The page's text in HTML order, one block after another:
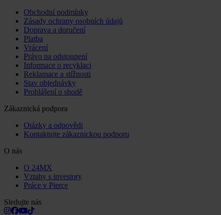
Obchodní podmínky
Zásady ochrany osobních údajů
Doprava a doručení
Platba
Vrácení
Právo na odstoupení
Informace o recyklaci
Reklamace a stížnosti
Stav objednávky
Prohlášení o shodě
Zákaznická podpora
Otázky a odpovědi
Kontaktujte zákaznickou podporu
O nás
O 24MX
Vztahy s investory
Práce v Pierce
Sledujte nás